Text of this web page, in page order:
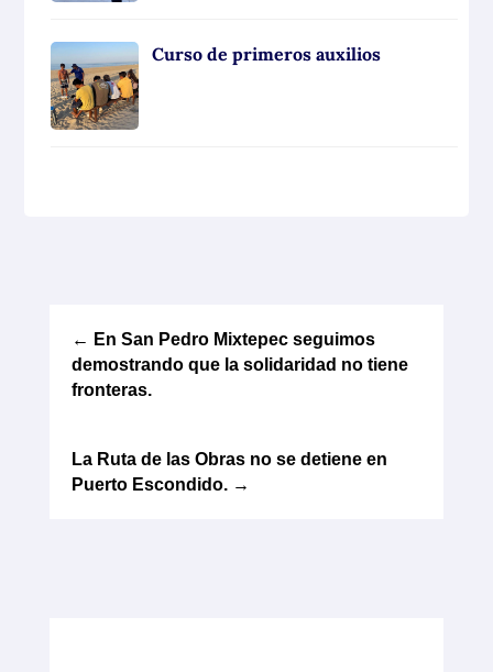
Curso de primeros auxilios
← En San Pedro Mixtepec seguimos
demostrando que la solidaridad no tiene
fronteras.
La Ruta de las Obras no se detiene en
Puerto Escondido.→